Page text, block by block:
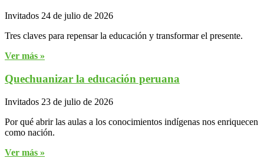
Invitados 24 de julio de 2026
Tres claves para repensar la educación y transformar el presente.
Ver más »
Quechuanizar la educación peruana
Invitados 23 de julio de 2026
Por qué abrir las aulas a los conocimientos indígenas nos enriquecen
como nación.
Ver más »